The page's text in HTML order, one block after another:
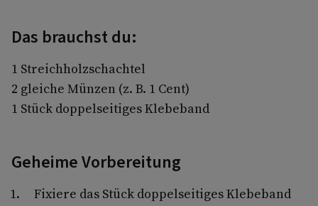
Das brauchst du:
1 Streichholzschachtel
2 gleiche Münzen (z. B. 1 Cent)
1 Stück doppelseitiges Klebeband
Geheime Vorbereitung
Fixiere das Stück doppelseitiges Klebeband